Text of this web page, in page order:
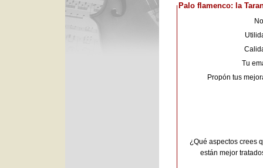
Palo flamenco: la
Tu
Propón tus
¿Qué aspectos crees
están mejor